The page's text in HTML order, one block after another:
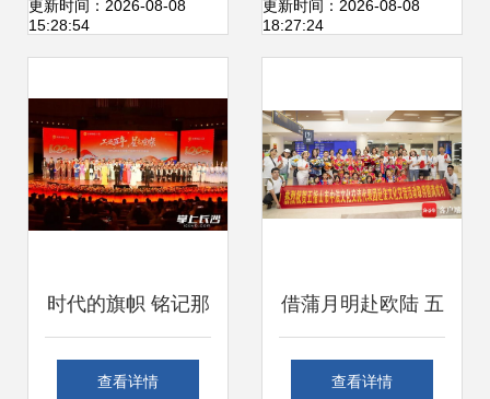
商品展—手工艺术
更新时间：2026-08-08
15:28:54
艺术作品展的感悟
更新时间：2026-08-08
18:27:24
时代的旗帜 铭记那
份信仰与荣耀——
查看详情
借蒲月明赴欧陆 五
指山黎苗童声合唱
查看详情